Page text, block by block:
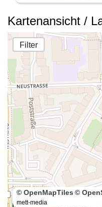
Kartenansicht /
Filter
100 m
© OpenMapTiles ©
mett-media